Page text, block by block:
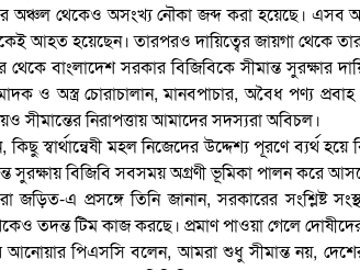
অঞ্চল থেকেও অসংখ্য নৌকা জব্দ করা হয়েছে। এসব
আহত হয়েছেন। তারপরও দায়িত্বের জায়গা থেকে
বাংলাদেশ সরকার বিজিবিকে সীমান্ত সুরক্ষার
মাদক ও অস্ত্র চোরাচালান, মানবপাচার, অবৈধ পণ্য
সীমান্তের নিরাপত্তায় আমাদের সদস্যরা অবিচল।
স্বার্থান্বেষী মহল নিজেদের উদ্দেশ্য পূরণে ব্যর্থ হয়ে
সুরক্ষায় বিজিবি সবসময় অগ্রণী ভূমিকা পালন করে
জড়িত-এ প্রসঙ্গে তিনি জানান, সরকারের সংশ্লিষ্ট
তদন্ত টিম কাজ করছে। প্রমাণ পাওয়া গেলে
আনোয়ার পিএসসি বলেন, আমরা শুধু সীমান্ত নয়,